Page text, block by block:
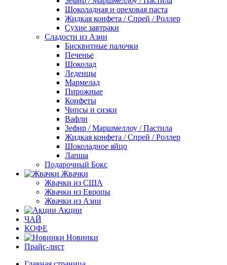
Шоколадная и ореховая паста
Жидкая конфета / Спрей / Роллер
Сухие завтраки
Сладости из Азии
Бисквитные палочки
Печенье
Шоколад
Леденцы
Мармелад
Пирожные
Конфеты
Чипсы и снэки
Вафли
Зефир / Маршмеллоу / Пастила
Жидкая конфета / Спрей / Роллер
Шоколадное яйцо
Лапша
Подарочный Бокс
Жвачки
Жвачки из США
Жвачки из Европы
Жвачки из Азии
Акции
ЧАЙ
КОФЕ
Новинки
Прайс-лист